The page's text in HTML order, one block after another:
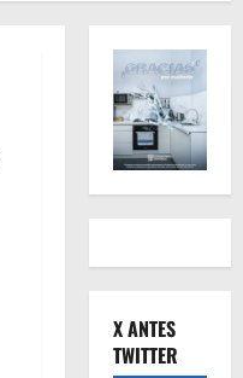
X ANTES
TWITTER